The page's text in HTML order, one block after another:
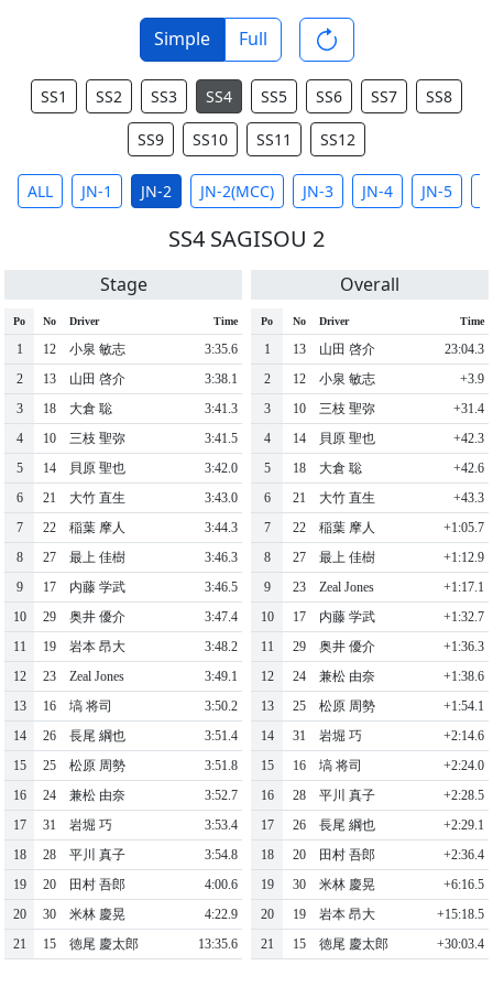
Simple Full
SS1 SS2 SS3 SS4 SS5 SS6 SS7 SS8
SS9 SS10 SS11 SS12
ALL JN-1 JN-2 JN-2(MCC) JN-3 JN-4 JN-5
SS4 SAGISOU 2
Stage
Po No Driver Time
1 12 ⼩泉 敏志
3:35.6
2
13 ⼭⽥ 啓介
3:38.1
3
18 ⼤倉 聡
3:41.3
4
10 三枝 聖弥
3:41.5
5
14 ⾙原 聖也
3:42.0
6
21 ⼤⽵ 直⽣
3:43.0
7
22 稲葉 摩⼈
3:44.3
8
27 最上 佳樹
3:46.3
9
17 内藤 学武
3:46.5
10
29 奥井 優介
3:47.4
11
19 岩本 昂⼤
3:48.2
12
23 Zeal Jones
3:49.1
13
16 塙 将司
3:50.2
14
26 ⻑尾 綱也
3:51.4
15
25 松原 周勢
3:51.8
16
24 兼松 由奈
3:52.7
17
31 岩堀 巧
3:53.4
18
28 平川 真⼦
3:54.8
19
20 ⽥村 吾郎
4:00.6
20
30 ⽶林 慶晃
4:22.9
21
15 徳尾 慶太郎 13:35.6
Overall
Po No Driver Time
1 13 ⼭⽥ 啓介
23:04.3
2
12 ⼩泉 敏志
+3.9
3
10 三枝 聖弥
+31.4
4
14 ⾙原 聖也
+42.3
5
18 ⼤倉 聡
+42.6
6
21 ⼤⽵ 直⽣
+43.3
7
22 稲葉 摩⼈
+1:05.7
8
27 最上 佳樹
+1:12.9
9
23 Zeal Jones
+1:17.1
10
17 内藤 学武
+1:32.7
11
29 奥井 優介
+1:36.3
12
24 兼松 由奈
+1:38.6
13
25 松原 周勢
+1:54.1
14
31 岩堀 巧
+2:14.6
15
16 塙 将司
+2:24.0
16
28 平川 真⼦
+2:28.5
17
26 ⻑尾 綱也
+2:29.1
18
20 ⽥村 吾郎
+2:36.4
19
30 ⽶林 慶晃
+6:16.5
20
19 岩本 昂⼤
+15:18.5
21
15 徳尾 慶太郎 +30:03.4